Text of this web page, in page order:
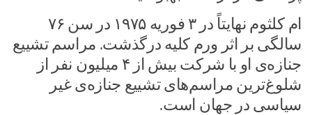
ام کلثوم نهایتاً در ۳ فوریه ۱۹۷۵ در سن ۷۶
سالگی بر اثر ورم کلیه درگذشت. مراسم تشییع
جنازه‌ی او با شرکت بیش از ۴ میلیون نفر از
شلوغ‌ترین مراسم‌های تشییع جنازه‌ی غیر
سیاسی در جهان است.